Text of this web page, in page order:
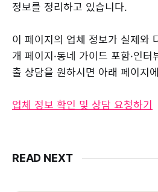
정보를 정리하고 있습니다.
이 페이지의 업체 정보가 실제와
개 페이지·동네 가이드 포함·인터
출 상담을 원하시면 아래 페이지
업체 정보 확인 및 상담 요청하기
READ NEXT